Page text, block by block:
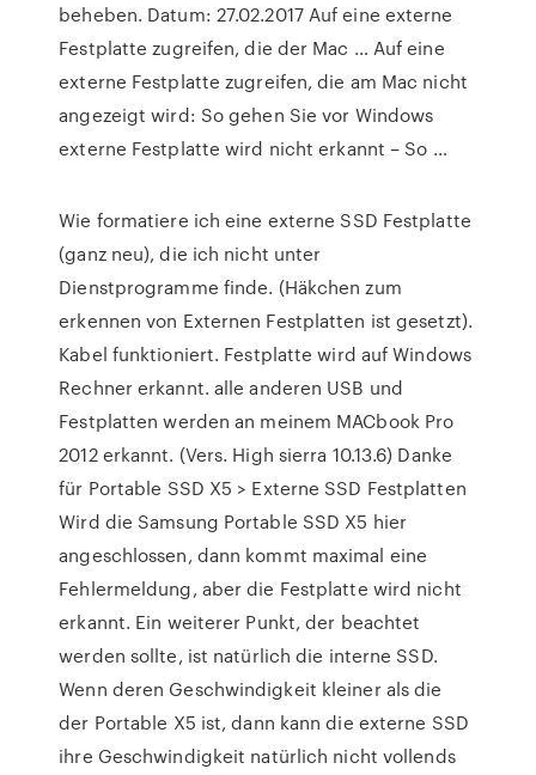
beheben. Datum: 27.02.2017 Auf eine externe
Festplatte zugreifen, die der Mac … Auf eine
externe Festplatte zugreifen, die am Mac nicht
angezeigt wird: So gehen Sie vor Windows
externe Festplatte wird nicht erkannt – So …
Wie formatiere ich eine externe SSD Festplatte
(ganz neu), die ich nicht unter
Dienstprogramme finde. (Häkchen zum
erkennen von Externen Festplatten ist gesetzt).
Kabel funktioniert. Festplatte wird auf Windows
Rechner erkannt. alle anderen USB und
Festplatten werden an meinem MACbook Pro
2012 erkannt. (Vers. High sierra 10.13.6) Danke
für Portable SSD X5 > Externe SSD Festplatten
Wird die Samsung Portable SSD X5 hier
angeschlossen, dann kommt maximal eine
Fehlermeldung, aber die Festplatte wird nicht
erkannt. Ein weiterer Punkt, der beachtet
werden sollte, ist natürlich die interne SSD.
Wenn deren Geschwindigkeit kleiner als die
der Portable X5 ist, dann kann die externe SSD
ihre Geschwindigkeit natürlich nicht vollends